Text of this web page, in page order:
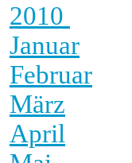
2010
Januar
Februar
März
April